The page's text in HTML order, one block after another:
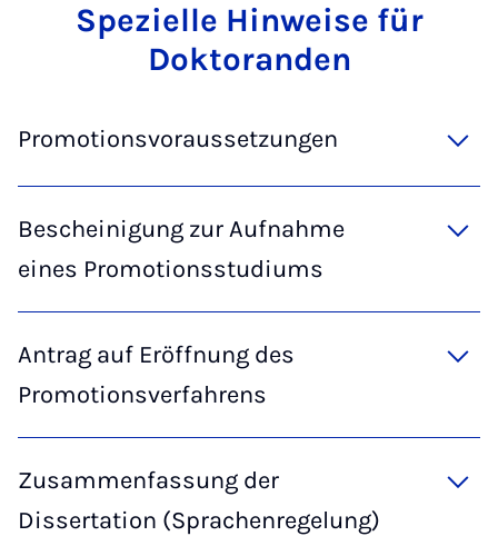
Spez­i­elle Hin­weise für
Dok­t­or­anden
Promotionsvoraussetzungen
Bescheinigung zur Aufnahme
eines Promotionsstudiums
Antrag auf Eröffnung des
Promotionsverfahrens
Zusammenfassung der
Dissertation (Sprachenregelung)